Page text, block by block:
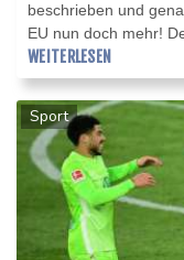
beschrieben und
EU nun doch mehr!
der EU nach den
"unfähigste
beschriebenen EU-
Leyen, nun doch
Astrazeneca werde
um eine Woche
der Impfdosen für
zu erhöhen, sagte
journal" des ZDF.
WEITERLESEN
Sport